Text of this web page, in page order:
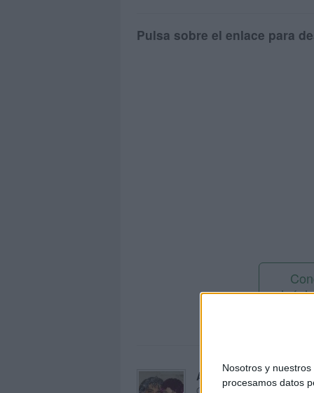
Nosotros y nuestros
procesamos datos
Pulsa sobre el enlace para
Acerca de